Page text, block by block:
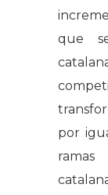
que
por